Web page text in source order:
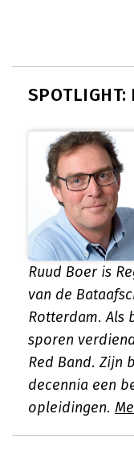
Ruud Boer is
van de
Rotterdam. Als
sporen
Red Band. Zijn
decennia een
opleidingen.